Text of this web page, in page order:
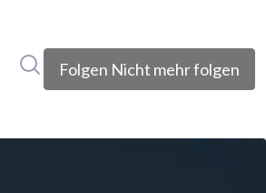
Folgen Nicht mehr folgen